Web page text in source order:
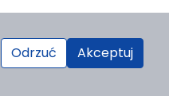
ul. Dewajtis 5, domek
Odrzuć Akceptuj